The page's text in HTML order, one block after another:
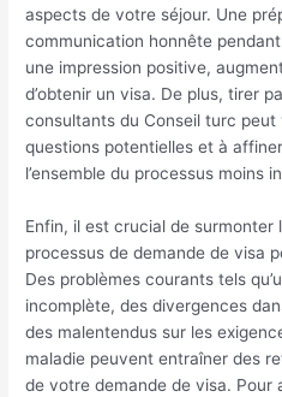
aspects de votre séjour. Une
communication honnête
une impression positive,
d’obtenir un visa. De plus, tirer
consultants du Conseil turc
questions potentielles et à
l’ensemble du processus moins
Enfin, il est crucial de surmonter
processus de demande de visa
Des problèmes courants tels
incomplète, des divergences
des malentendus sur les
maladie peuvent entraîner des
de votre demande de visa.